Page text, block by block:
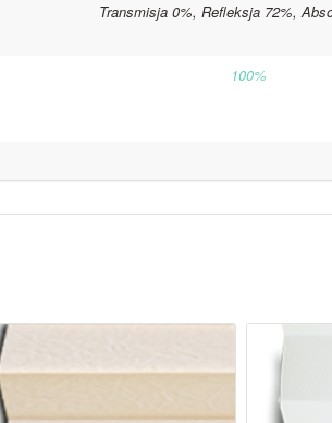
Transmisja 0%, Refleksja 72%,
100%